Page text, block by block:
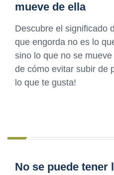
mueve de ella
Descubre el significado
que engorda no es lo
sino lo que no se
de cómo evitar subir de
lo que te gusta!
No se puede tener